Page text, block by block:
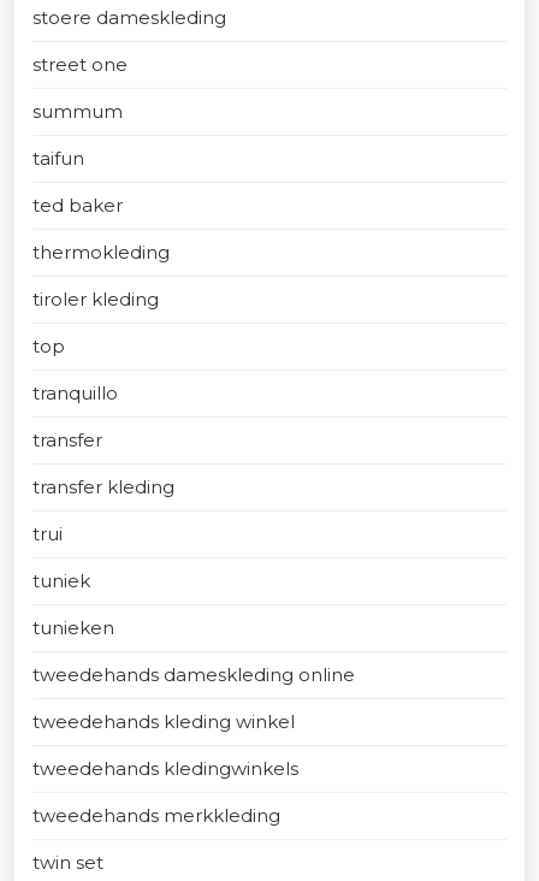
stoere dameskleding
street one
summum
taifun
ted baker
thermokleding
tiroler kleding
top
tranquillo
transfer
transfer kleding
trui
tuniek
tunieken
tweedehands dameskleding online
tweedehands kleding winkel
tweedehands kledingwinkels
tweedehands merkkleding
twin set